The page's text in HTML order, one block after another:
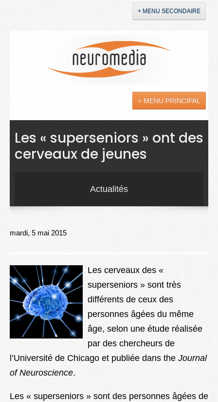
+ MENU SECONDAIRE
+ MENU PRINCIPAL
Actualités
Sciences
Droit
Lexique
Les « superseniors » ont des
cerveaux de jeunes
Actualités
mardi, 5 mai 2015
Les cerveaux des «
superseniors » sont très
différents de ceux des
personnes âgées du même
âge, selon une étude réalisée
par des chercheurs de
l’Université de Chicago et publiée dans the Journal
of Neuroscience.
Les « superseniors » sont des personnes âgées de